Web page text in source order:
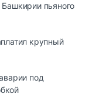
пьяного
крупный
под